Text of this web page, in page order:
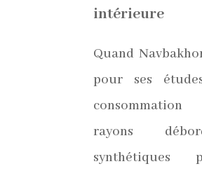
intérieure
Quand
pour ses
rayons
synthétiques